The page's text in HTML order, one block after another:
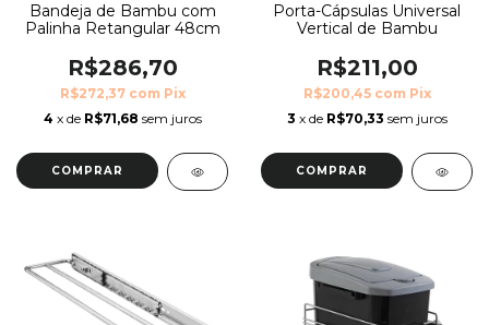
Bandeja de Bambu com
Palinha Retangular 48cm
R$286,70
R$272,37 com Pix
4 x de R$71,68 sem juros
Porta-Cápsulas Universal
Vertical de Bambu
R$211,00
R$200,45 com Pix
3 x de R$70,33 sem juros